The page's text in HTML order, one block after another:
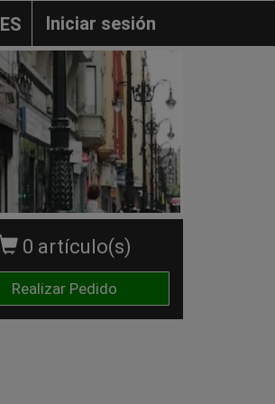
Iniciar sesión
ES
0 artículo(s)
Realizar Pedido